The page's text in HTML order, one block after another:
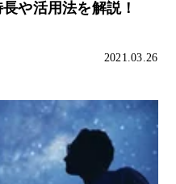
や活用法を解説！
2021.03.26